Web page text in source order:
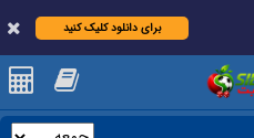
برای دانلود کلیک کنید